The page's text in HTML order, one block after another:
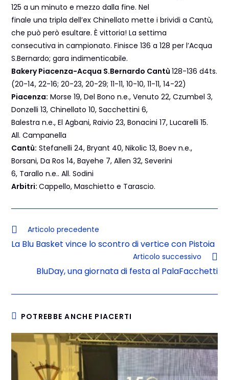
125 a un minuto e mezzo dalla fine. Nel
finale una tripla dell’ex Chinellato mette i brividi a Cantù,
che può però esultare. È vittoria! La settima
consecutiva in campionato. Finisce 136 a 128 per l’Acqua
S.Bernardo; gara indimenticabile.
Bakery Piacenza-Acqua S.Bernardo Cantù128-136 d4ts.
(20-14, 22-16; 20-23, 20-29; 11-11, 10-10, 11-11, 14-22)
Piacenza: Morse 19, Del Bono n.e., Venuto 22, Czumbel 3,
Donzelli 13, Chinellato 10, Sacchettini 6,
Balestra n.e., El Agbani, Raivio 23, Bonacini 17, Lucarelli 15.
All. Campanella
Cantù: Stefanelli 24, Bryant 40, Nikolic 13, Boev n.e.,
Borsani, Da Ros 14, Bayehe 7, Allen 32, Severini
6, Tarallo n.e.. All. Sodini
Arbitri:Cappello, Maschietto e Tarascio.
Articolo precedente
La Blu Basket vince lo scontro di vertice con Pistoia
Articolo successivo
BluDay, una giornata di festa al PalaFacchetti
POTREBBE ANCHE PIACERTI